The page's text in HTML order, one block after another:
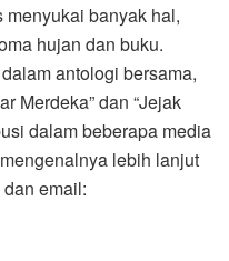
menyukai banyak hal,
hujan dan buku.
antologi bersama,
Merdeka” dan “Jejak
dalam beberapa media
lebih lanjut
email: